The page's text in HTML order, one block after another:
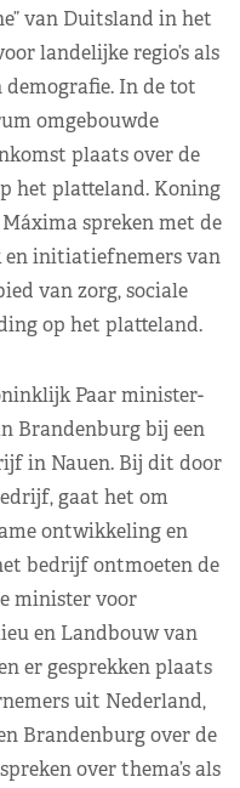
van Duitsland in het
landelijke regio’s als
In de tot
omgebouwde
plaats over de
het platteland. Koning
spreken met de
en initiatiefnemers van
van zorg, sociale
op het platteland.
Paar minister-
Brandenburg bij een
in Nauen. Bij dit door
gaat het om
ontwikkeling en
bedrijf ontmoeten de
minister voor
en Landbouw van
er gesprekken plaats
uit Nederland,
Brandenburg over de
over thema’s als